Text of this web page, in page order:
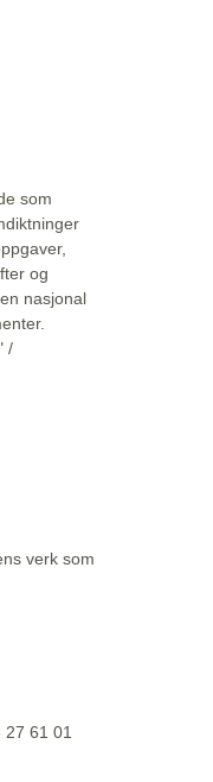
som
og
nasjonal
/
verk som
61 01